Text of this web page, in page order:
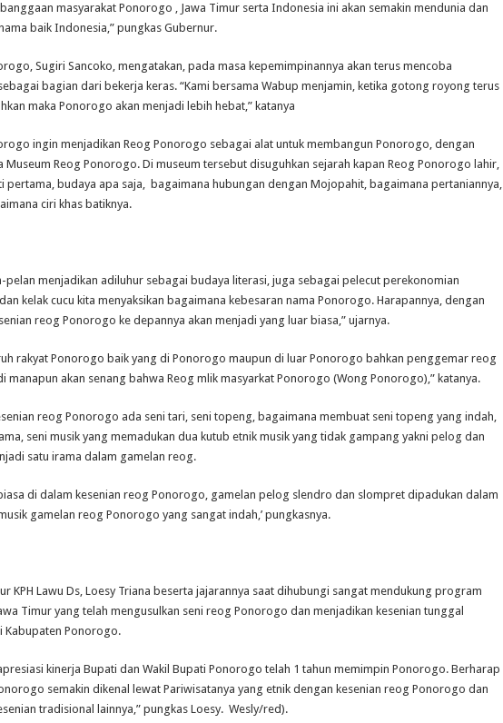
masyarakat Ponorogo , Jawa Timur serta Indonesia ini akan semakin mendunia dan
baik Indonesia,” pungkas Gubernur.
Sugiri Sancoko, mengatakan, pada masa kepemimpinannya akan terus mencoba
bagian dari bekerja keras. “Kami bersama Wabup menjamin, ketika gotong royong terus
maka Ponorogo akan menjadi lebih hebat,” katanya
ingin menjadikan Reog Ponorogo sebagai alat untuk membangun Ponorogo, dengan
Museum Reog Ponorogo. Di museum tersebut disuguhkan sejarah kapan Reog Ponorogo lahir,
pertama, budaya apa saja, bagaimana hubungan dengan Mojopahit, bagaimana pertaniannya,
ciri khas batiknya.
pelan menjadikan adiluhur sebagai budaya literasi, juga sebagai pelecut perekonomian
kelak cucu kita menyaksikan bagaimana kebesaran nama Ponorogo. Harapannya, dengan
reog Ponorogo ke depannya akan menjadi yang luar biasa,” ujarnya.
rakyat Ponorogo baik yang di Ponorogo maupun di luar Ponorogo bahkan penggemar reog
manapun akan senang bahwa Reog mlik masyarkat Ponorogo (Wong Ponorogo),” katanya.
reog Ponorogo ada seni tari, seni topeng, bagaimana membuat seni topeng yang indah,
seni musik yang memadukan dua kutub etnik musik yang tidak gampang yakni pelog dan
satu irama dalam gamelan reog.
di dalam kesenian reog Ponorogo, gamelan pelog slendro dan slompret dipadukan dalam
gamelan reog Ponorogo yang sangat indah,’ pungkasnya.
KPH Lawu Ds, Loesy Triana beserta jajarannya saat dihubungi sangat mendukung program
Timur yang telah mengusulkan seni reog Ponorogo dan menjadikan kesenian tunggal
Kabupaten Ponorogo.
kinerja Bupati dan Wakil Bupati Ponorogo telah 1 tahun memimpin Ponorogo. Berharap
semakin dikenal lewat Pariwisatanya yang etnik dengan kesenian reog Ponorogo dan
tradisional lainnya,” pungkas Loesy. Wesly/red).